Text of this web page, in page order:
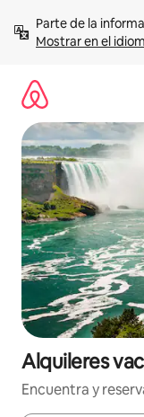
contenidoMostrar en el
Alquileres
Encuentra y